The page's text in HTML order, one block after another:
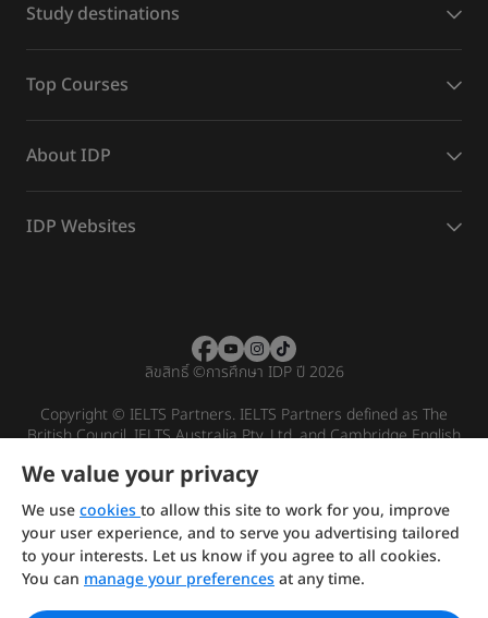
Study destinations
Top Courses
About IDP
IDP Websites
ลิขสิทธิ์©การศึกษา IDP ปี 2026
Copyright © IELTS Partners. IELTS Partners defined as The
British Council, IELTS Australia Pty. Ltd. and Cambridge English
Investors
Terms of use Privacy policy Disclaimer
We value your privacy
We usecookiesto allow this site to work for you, improve
your user experience, and to serve you advertising tailored
to your interests. Let us know if you agree to all cookies.
You can manage your preferencesat any time.